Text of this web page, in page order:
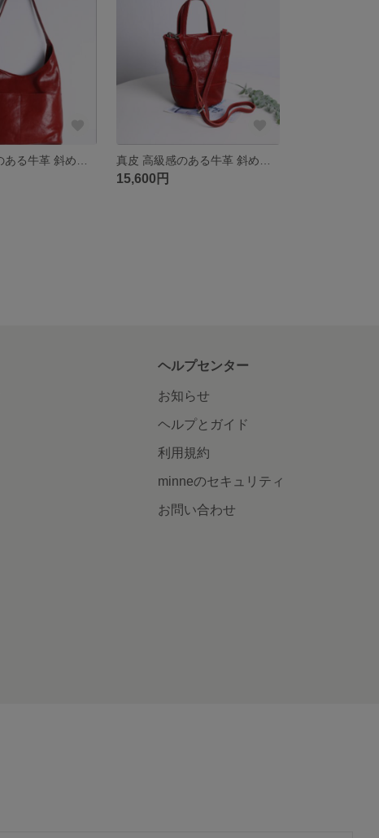
15,600円
ヘルプセンター
お知らせ
ヘルプとガイド
利用規約
minneのセキュリティ
お問い合わせ